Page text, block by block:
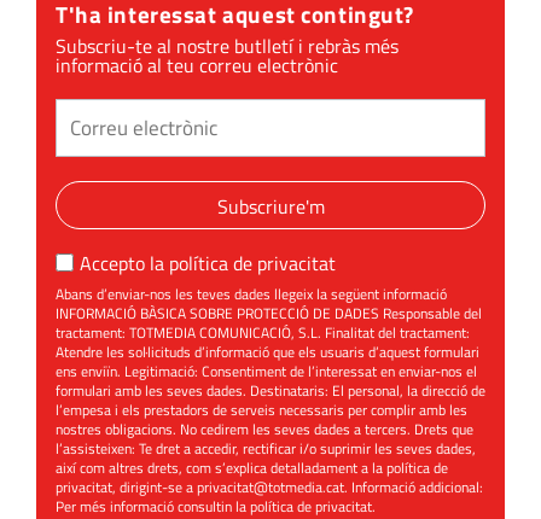
T'ha interessat aquest contingut?
Subscriu-te al nostre butlletí i rebràs més
informació al teu correu electrònic
Subscriure'm
Accepto la política de privacitat
Abans d’enviar-nos les teves dades llegeix la següent informació
INFORMACIÓ BÀSICA SOBRE PROTECCIÓ DE DADES Responsable del
tractament: TOTMEDIA COMUNICACIÓ, S.L. Finalitat del tractament:
Atendre les sol·licituds d’informació que els usuaris d’aquest formulari
ens enviïn. Legitimació: Consentiment de l’interessat en enviar-nos el
formulari amb les seves dades. Destinataris: El personal, la direcció de
l’empesa i els prestadors de serveis necessaris per complir amb les
nostres obligacions. No cedirem les seves dades a tercers. Drets que
l’assisteixen: Te dret a accedir, rectificar i/o suprimir les seves dades,
així com altres drets, com s’explica detalladament a la política de
privacitat, dirigint-se aprivacitat@totmedia.cat. Informació addicional:
Per més informació consultin lapolítica de privacitat.